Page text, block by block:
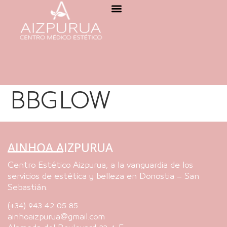
BBGLOW
AINHOA AIZPURUA
Centro Estético Aizpurua, a la vanguardia de los
servicios de estética y belleza en Donostia – San
Sebastián.
(+34) 943 42 05 85
ainhoaizpurua@gmail.com